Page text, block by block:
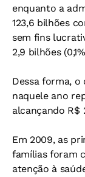
enquanto a
123,6 bilhões
sem fins
2,9 bilhões
Dessa forma, o
naquele ano
alcançando R$
Em 2009, as
famílias foram
atenção à